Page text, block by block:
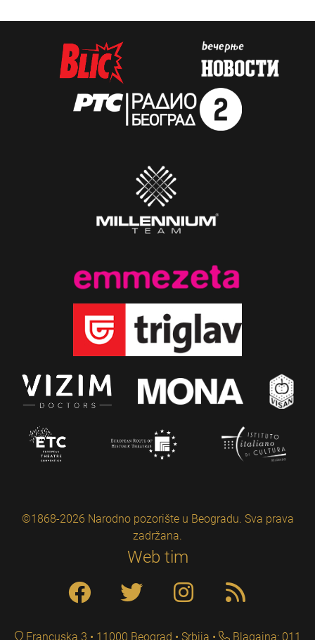
©1868-2026 Narodno pozorište u Beogradu. Sva prava
zadržana.
Web tim
Francuska 3 • 11000 Beograd • Srbija Blagajna: 011